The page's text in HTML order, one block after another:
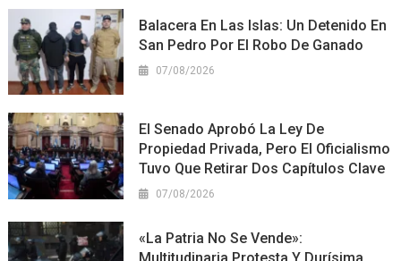
Balacera En Las Islas: Un Detenido En
San Pedro Por El Robo De Ganado
07/08/2026
El Senado Aprobó La Ley De
Propiedad Privada, Pero El Oficialismo
Tuvo Que Retirar Dos Capítulos Clave
07/08/2026
«La Patria No Se Vende»: